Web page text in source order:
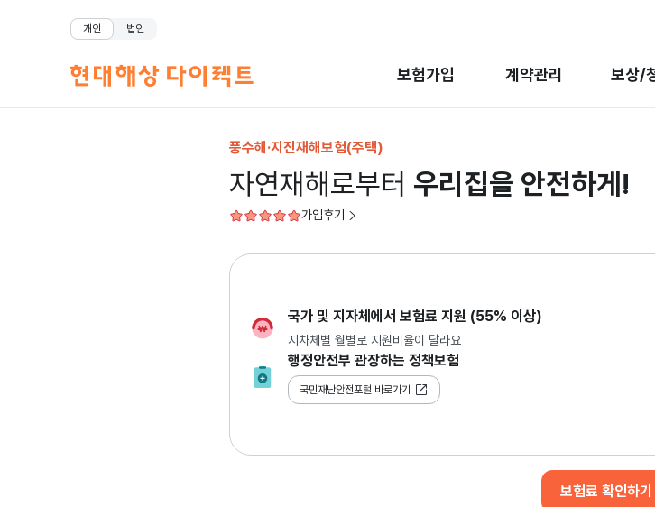
개인 법인
보험가입 계약관리 보상/
풍수해·지진재해보험(주택)
자연재해로부터 우리집을 안전하게!
가입후기
국가 및 지자체에서 보험료 지원 (55% 이상)
지차체별 월별로 지원비율이 달라요
행정안전부 관장하는 정책보험
국민재난안전포털 바로가기
보험료 확인하기